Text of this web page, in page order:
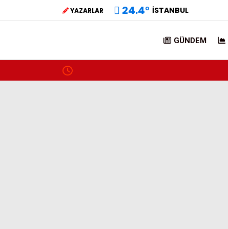
YAZARLAR 24.4° İSTANBUL
GÜNDEM